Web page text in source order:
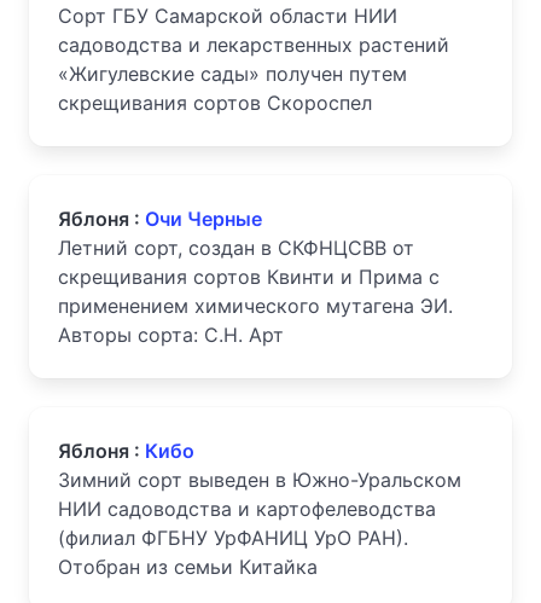
Сорт ГБУ Самарской области НИИ
садоводства и лекарственных растений
«Жигулевские сады» получен путем
скрещивания сортов Скороспел
Яблоня : Очи Черные
Летний сорт, создан в СКФНЦСВВ от
скрещивания сортов Квинти и Прима с
применением химического мутагена ЭИ.
Авторы сорта: С.Н. Арт
Яблоня : Кибо
Зимний сорт выведен в Южно-Уральском
НИИ садоводства и картофелеводства
(филиал ФГБНУ УрФАНИЦ УрО РАН).
Отобран из семьи Китайка